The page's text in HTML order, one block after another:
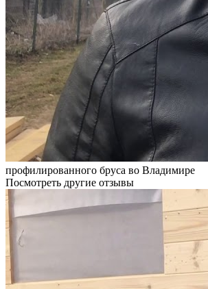
профилированного бруса во Владимире
Посмотреть другие отзывы